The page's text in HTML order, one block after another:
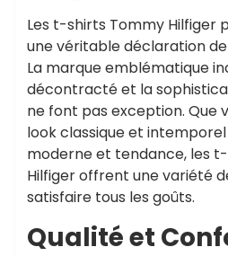
Les t-shirts Tommy Hilfiger
une véritable déclaration
La marque emblématique
décontracté et la
ne font pas exception. Que
look classique et intemporel
moderne et tendance, les
Hilfiger offrent une variété
satisfaire tous les goûts.
Qualité et